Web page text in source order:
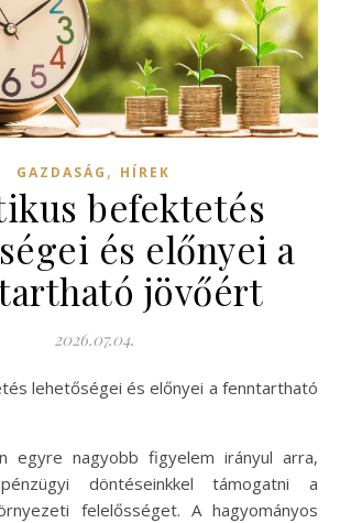
GAZDASÁG , HÍREK
befektetés
és előnyei a
jövőért
2026.07.04.
egyre nagyobb figyelem irányul arra,
döntéseinkkel támogatni a
felelősséget. A hagyományos